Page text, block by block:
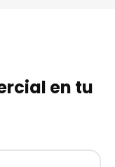
en tu